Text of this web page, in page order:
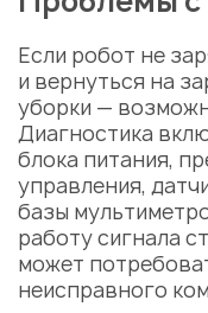
Если робот не
и вернуться на
уборки —
Диагностика
блока питания,
управления,
базы
работу сигнала
может
неисправного